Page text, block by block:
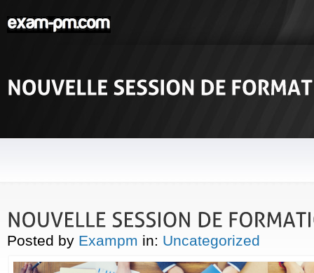
Posted by Exampm in: Uncategorized